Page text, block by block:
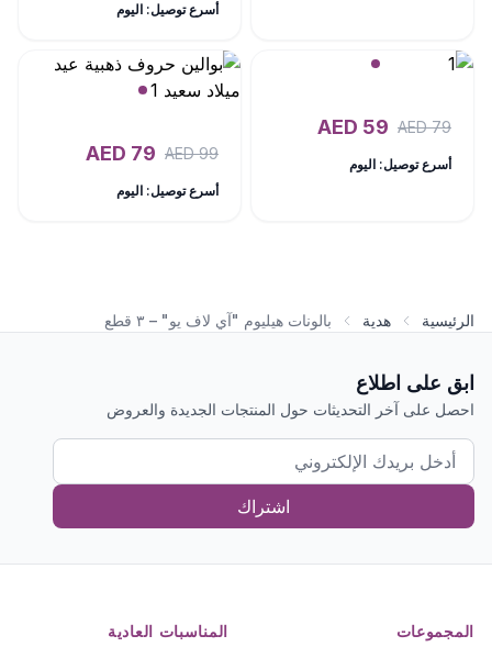
أسرع توصيل: اليوم
79
AED
59
أسرع توصيل: اليوم
99
AED
79
أسرع توصيل: اليوم
الرئيسية هدية بالونات هيليوم "آي لاف يو" – ٣ قطع
ابق على اطلاع
احصل على آخر التحديثات حول المنتجات الجديدة والعروض
اشتراك
المجموعات
المناسبات العادية